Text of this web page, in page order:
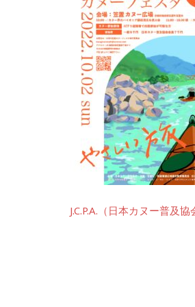
J.C.P.A.（日本カヌー普及